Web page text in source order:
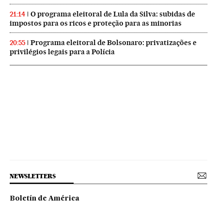
21:14
O programa eleitoral de Lula da Silva: subidas de
impostos para os ricos e proteção para as minorias
20:55
Programa eleitoral de Bolsonaro: privatizações e
privilégios legais para a Polícia
NEWSLETTERS
Boletín de América